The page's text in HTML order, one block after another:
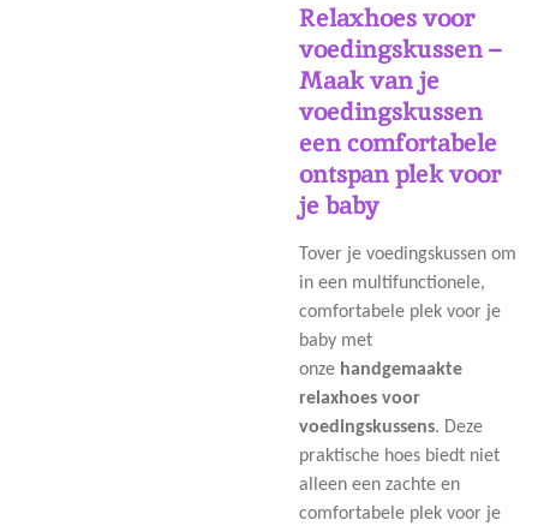
Relaxhoes voor
voedingskussen –
Maak van je
voedingskussen
een comfortabele
ontspan plek voor
je baby
Tover je voedingskussen om
in een multifunctionele,
comfortabele plek voor je
baby met
onze handgemaakte
relaxhoes voor
voedingskussens. Deze
praktische hoes biedt niet
alleen een zachte en
comfortabele plek voor je